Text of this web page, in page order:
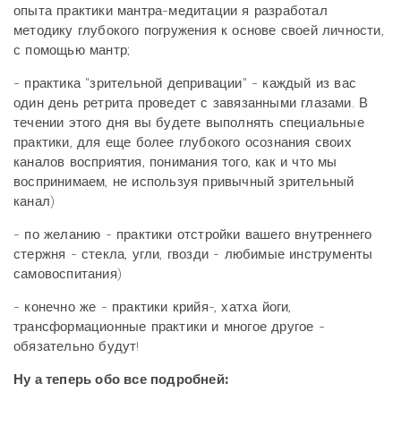
опыта практики мантра-медитации я разработал
методику глубокого погружения к основе своей личности,
с помощью мантр;
- практика "зрительной депривации" - каждый из вас
один день ретрита проведет с завязанными глазами. В
течении этого дня вы будете выполнять специальные
практики, для еще более глубокого осознания своих
каналов восприятия, понимания того, как и что мы
воспринимаем, не используя привычный зрительный
канал)
- по желанию - практики отстройки вашего внутреннего
стержня - стекла, угли, гвозди - любимые инструменты
самовоспитания)
- конечно же - практики крийя-, хатха йоги,
трансформационные практики и многое другое -
обязательно будут!
Ну а теперь обо все подробней: